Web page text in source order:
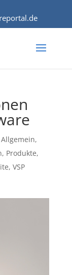
Allgemein,
, Produkte,
, VSP